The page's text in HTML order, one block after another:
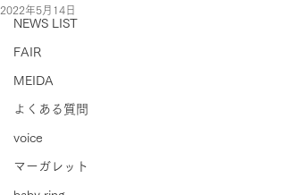
NEWS LIST
FAIR
MEIDA
よくある質問
voice
マーガレット
2022年5月14日